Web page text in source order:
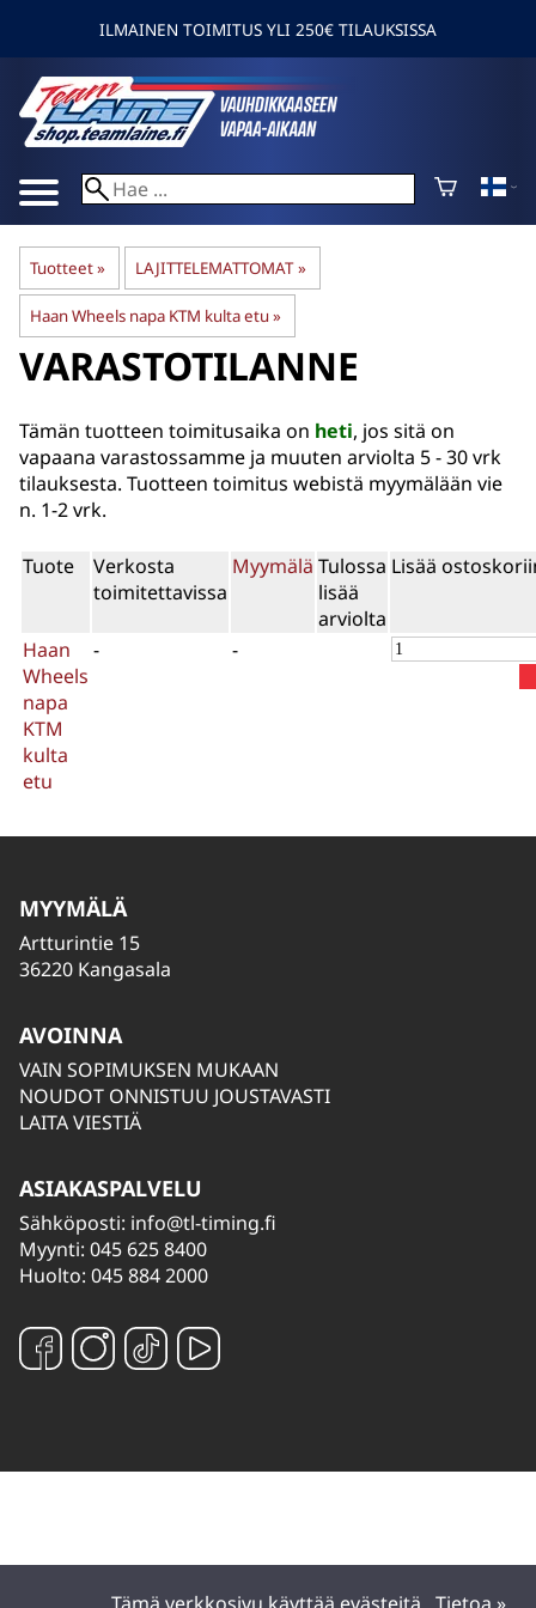
ILMAINEN TOIMITUS YLI 250€ TILAUKSISSA
Tuotteet‪» LAJITTELEMATTOMAT ‪»
Haan Wheels napa KTM kulta etu‪»
VARASTOTILANNE
Tämän tuotteen toimitusaika on heti, jos sitä on
vapaana varastossamme ja muuten arviolta 5 - 30 vrk
tilauksesta. Tuotteen toimitus webistä myymälään vie
n. 1-2 vrk.
Tuote
Verkosta
toimitettavissa
Myymälä Tulossa
lisää
arviolta
Lisää
Haan
Wheels
napa
KTM
kulta
etu
- -
MYYMÄLÄ
Artturintie 15
36220 Kangasala
AVOINNA
VAIN SOPIMUKSEN MUKAAN
NOUDOT ONNISTUU JOUSTAVASTI
LAITA VIESTIÄ
ASIAKASPALVELU
Sähköposti: info@tl-timing.fi
Myynti: 045 625 8400
Huolto: 045 884 2000